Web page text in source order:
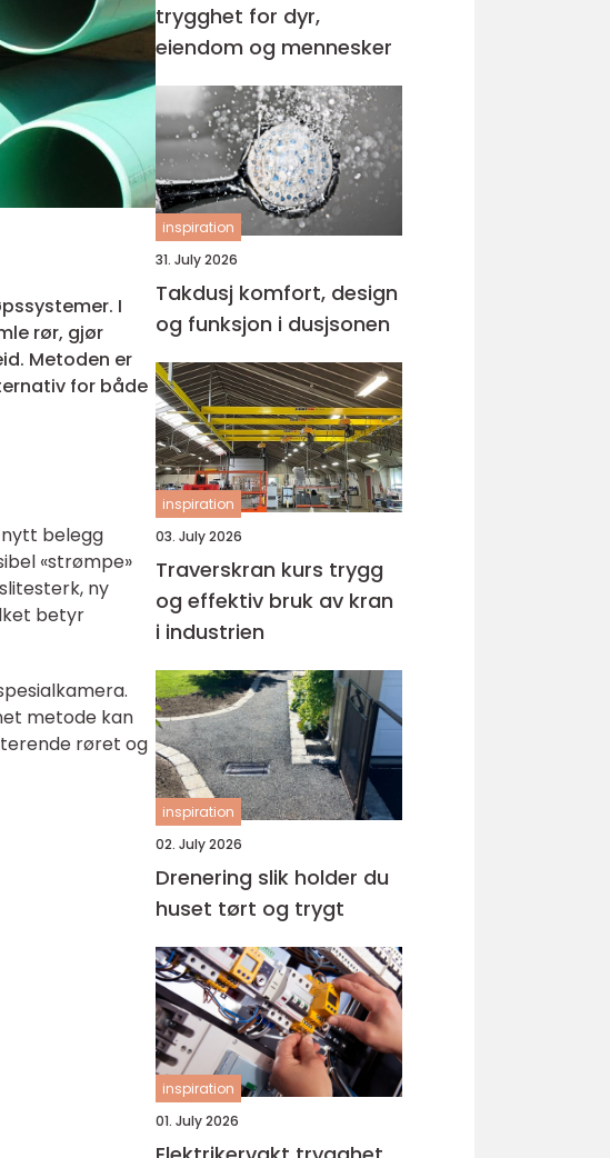
I
rør, gjør
Metoden er
for både
belegg
«strømpe»
ny
betyr
metode kan
røret og
trygghet for dyr,
eiendom og mennesker
inspiration
31. July 2026
Takdusj komfort, design
og funksjon i dusjsonen
inspiration
03. July 2026
Traverskran kurs trygg
og effektiv bruk av kran
i industrien
inspiration
02. July 2026
Drenering slik holder du
huset tørt og trygt
inspiration
01. July 2026